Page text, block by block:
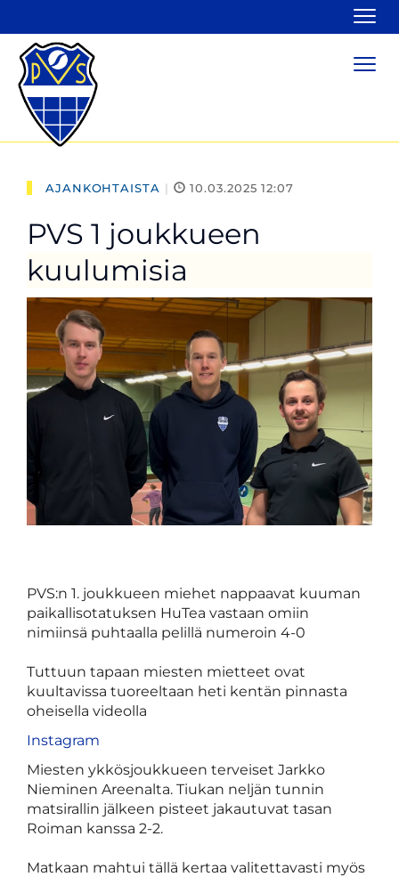
AJANKOHTAISTA | 10.03.2025 12:07
PVS 1 joukkueen
kuulumisia
PVS:n 1. joukkueen miehet nappaavat kuuman
paikallisotatuksen HuTea vastaan omiin
nimiinsä puhtaalla pelillä numeroin 4-0
Tuttuun tapaan miesten mietteet ovat
kuultavissa tuoreeltaan heti kentän pinnasta
oheisella videolla
Instagram
Miesten ykkösjoukkueen terveiset Jarkko
Nieminen Areenalta. Tiukan neljän tunnin
matsirallin jälkeen pisteet jakautuvat tasan
Roiman kanssa 2-2.
Matkaan mahtui tällä kertaa valitettavasti myös